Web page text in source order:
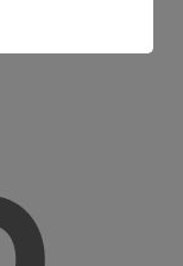
findest du